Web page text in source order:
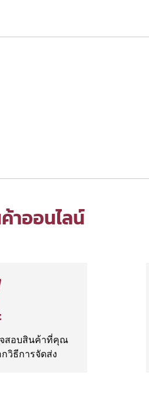
าออนไลน์
จสอบสินค้าที่คุณ
วิธีการจัดส่ง